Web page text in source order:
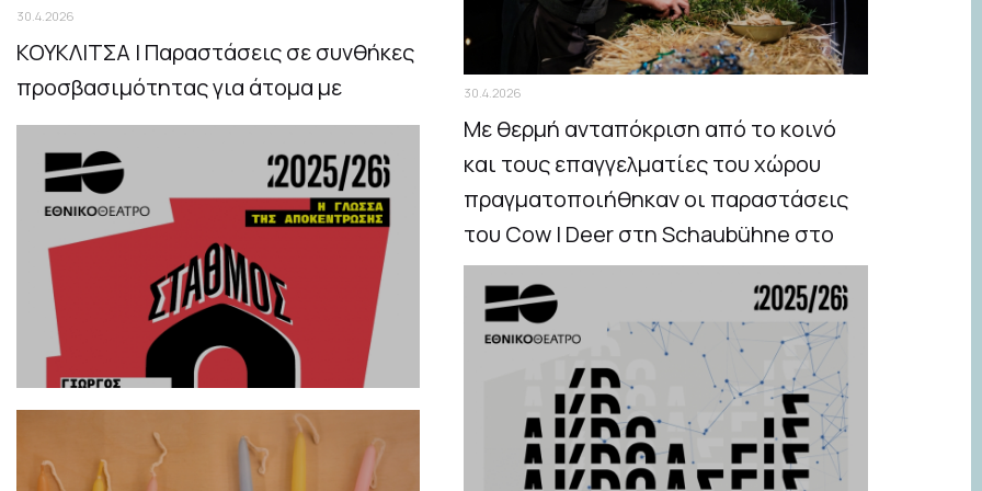
30.4.2026
ΚΟΥΚΛΙΤΣΑ | Παραστάσεις σε συνθήκες
προσβασιμότητας για άτομα με
αισθητηριακές αναπηρίες Παρασκευή 8
& Σάββατο 9 Μαΐου
30.4.2026
Με θερμή ανταπόκριση από το κοινό
και τους επαγγελματίες του χώρου
πραγματοποιήθηκαν οι παραστάσεις
του Cow | Deer στη Schaubühne στο
Βερολίνο, στο πλαίσιο του διεθνούς
φεστιβάλ FIND – Festival Internationale
Neue Dramatik.